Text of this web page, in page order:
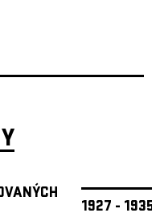
1927 -